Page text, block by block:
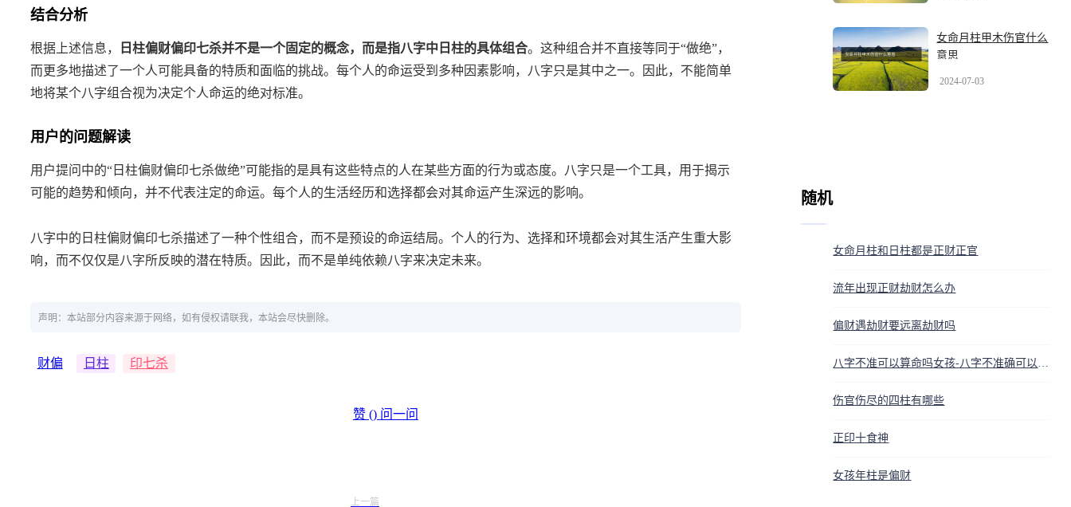
结合分析
根据上述信息， 日柱偏财偏印七杀并不是一个固定的概念，而是指八字中日柱的具体组合。这种组合并不直接等同于“做绝”，
而更多地描述了一个人可能具备的特质和面临的挑战。每个人的命运受到多种因素影响，八字只是其中之一。因此，不能简单
地将某个八字组合视为决定个人命运的绝对标准。
用户的问题解读
用户提问中的“日柱偏财偏印七杀做绝”可能指的是具有这些特点的人在某些方面的行为或态度。八字只是一个工具，用于揭示
可能的趋势和倾向，并不代表注定的命运。每个人的生活经历和选择都会对其命运产生深远的影响。
八字中的日柱偏财偏印七杀描述了一种个性组合，而不是预设的命运结局。个人的行为、选择和环境都会对其生活产生重大影
响，而不仅仅是八字所反映的潜在特质。因此，而不是单纯依赖八字来决定未来。
声明：本站部分内容来源于网络，如有侵权请联我，本站会尽快删除。
财偏 日柱 印七杀
赞 () 问一问
上一篇
女命月柱甲木伤官什么
意思
2024-07-03
随机
女命月柱和日柱都是正财正官
流年出现正财劫财怎么办
偏财遇劫财要远离劫财吗
伤官伤尽的四柱有哪些
正印十食神
女孩年柱是偏财